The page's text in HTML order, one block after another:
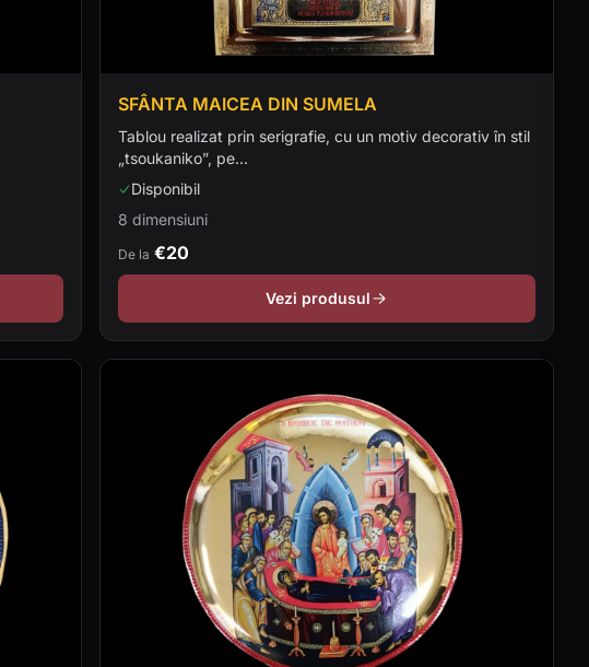
SFÂNTA MAICEA DIN SUMELA
Tablou realizat prin serigrafie, cu un motiv decorativ în stil
„tsoukaniko”, pe...
Disponibil
8 dimensiuni
De la €20
Vezi produsul